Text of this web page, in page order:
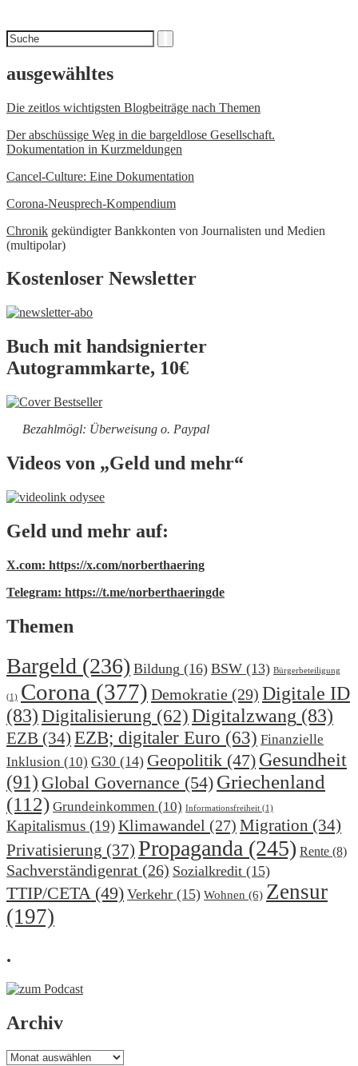
Suchen
nach
ausgewähltes
Die zeitlos wichtigsten Blogbeiträge nach Themen
Der abschüssige Weg in die bargeldlose Gesellschaft.
Dokumentation in Kurzmeldungen
Cancel-Culture: Eine Dokumentation
Corona-Neusprech-Kompendium
Chronik gekündigter Bankkonten von Journalisten und Medien
(multipolar)
Kostenloser Newsletter
Buch mit handsignierter
Autogrammkarte, 10€
Bezahlmögl: Überweisung o. Paypal
Videos von „Geld und mehr“
Geld und mehr auf:
X.com: https://x.com/norberthaering
Telegram: https://t.me/norberthaeringde
Themen
Bargeld (236) Bildung (16) BSW (13) Bürgerbeteiligung
(1) Corona (377) Demokratie (29) Digitale ID
(83) Digitalisierung (62) Digitalzwang (83)
EZB (34) EZB; digitaler Euro (63) Finanzielle
Inklusion (10) G30 (14) Geopolitik (47) Gesundheit
(91) Global Governance (54) Griechenland
(112) Grundeinkommen (10) Informationsfreiheit (1)
Kapitalismus (19)Klimawandel (27) Migration (34)
Privatisierung (37) Propaganda (245) Rente (8)
Sachverständigenrat (26) Sozialkredit (15)
TTIP/CETA (49) Verkehr (15) Wohnen (6) Zensur
(197)
.
Archiv
Archiv